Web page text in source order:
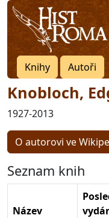
Knihy Autoři
Knobloch,
1927-2013
O autorovi ve
Seznam knih
Název